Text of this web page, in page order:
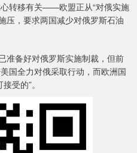
转移有关——欧盟正从“对俄实施
压，要求两国减少对俄罗斯石油
备好对俄罗斯实施制裁，但前
国全力对俄采取行动，而欧洲国
受的”。